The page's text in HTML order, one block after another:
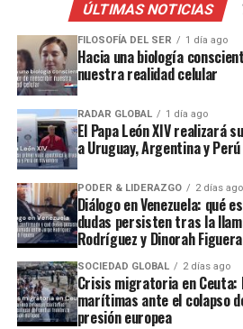
ÚLTIMAS NOTICIAS
FILOSOFÍA DEL SER 1 día ago
Hacia una biología
nuestra realidad celular
RADAR GLOBAL 1 día ago
El Papa León XIV realizará
a Uruguay, Argentina y
PODER & LIDERAZGO 2 días ago
Diálogo en Venezuela: qué
dudas persisten tras la
Rodríguez y Dinorah Figuera
SOCIEDAD GLOBAL 2 días ago
Crisis migratoria en Ceuta:
marítimas ante el colapso
presión europea